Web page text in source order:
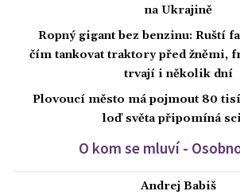
na Ukrajině
Ropný gigant bez benzinu: Ruští
čím tankovat traktory před žněmi,
trvají i několik dní
Plovoucí město má pojmout 80
loď světa připomíná
O kom se mluví -
Andrej Babiš